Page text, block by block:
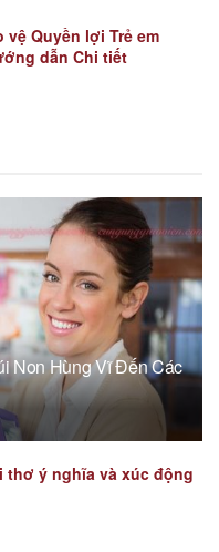
Quyền lợi Trẻ em
dẫn Chi tiết
Non Hùng Vĩ Đến Các
thơ ý nghĩa và xúc động